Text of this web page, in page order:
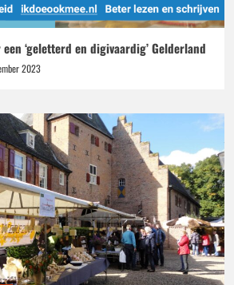
‘geletterd en digivaardig’ Gelderland
2023